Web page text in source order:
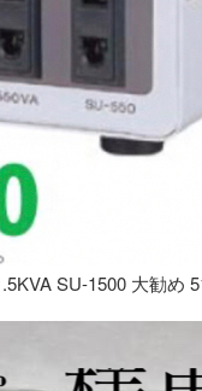
SU-1500 大勧め